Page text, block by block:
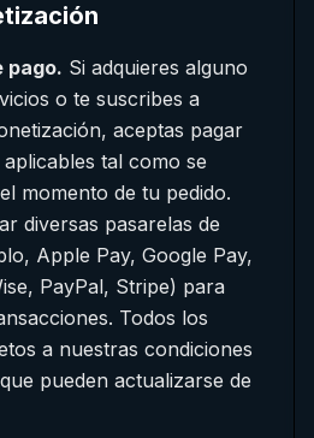
pago. Si adquieres alguno
o te suscribes a
aceptas pagar
tal como se
momento de tu pedido.
diversas pasarelas de
Apple Pay, Google Pay,
PayPal, Stripe) para
Todos los
a nuestras condiciones
pueden actualizarse de